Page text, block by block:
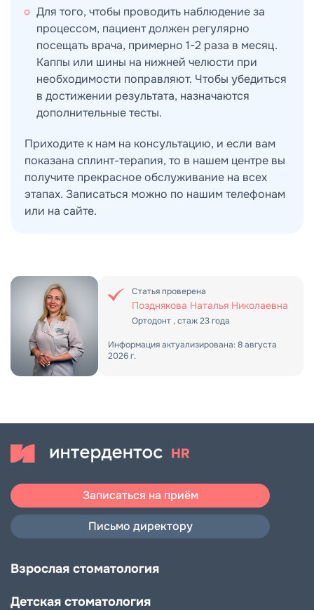
Для того, чтобы проводить наблюдение за
процессом, пациент должен регулярно
посещать врача, примерно 1-2 раза в месяц.
Каппы или шины на нижней челюсти при
необходимости поправляют. Чтобы убедиться
в достижении результата, назначаются
дополнительные тесты.
Приходите к нам на консультацию, и если вам
показана сплинт-терапия, то в нашем центре вы
получите прекрасное обслуживание на всех
этапах. Записаться можно по нашим телефонам
или на сайте.
Статья проверена
Позднякова Наталья Николаевна
Ортодонт , стаж23 года
Информация актуализирована: 8 августа
2026 г.
Записаться на приём
Письмо директору
Взрослая стоматология
Детская стоматология